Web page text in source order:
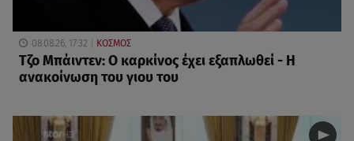
08.08.26, 17:32 ΚΟΣΜΟΣ
Τζο Μπάιντεν: Ο καρκίνος έχει εξαπλωθεί - Η
ανακοίνωση του γιου του